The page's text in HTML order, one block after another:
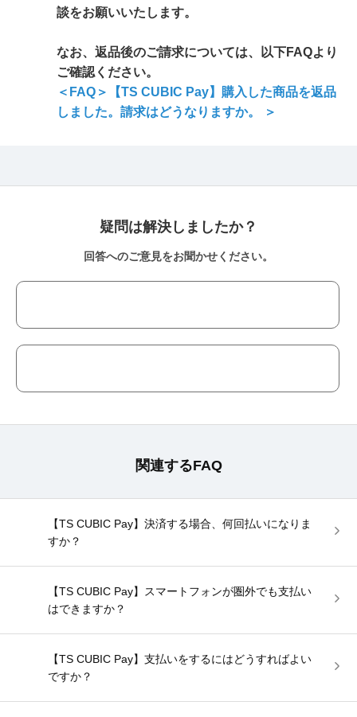
談をお願いいたします。
なお、返品後のご請求については、以下FAQより
ご確認ください。
＜FAQ＞【TS CUBIC Pay】購入した商品を返品
しました。請求はどうなりますか。 ＞
疑問は解決しましたか？
回答へのご意見をお聞かせください。
関連するFAQ
【TS CUBIC Pay】決済する場合、何回払いになりま
すか？
【TS CUBIC Pay】スマートフォンが圏外でも支払い
はできますか？
【TS CUBIC Pay】支払いをするにはどうすればよい
ですか？